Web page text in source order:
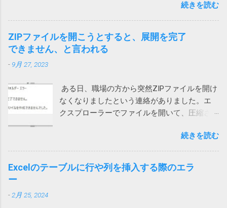
セージを出してくるとは。 親曰く「レジスト
リが破損て驚いた」（原文ママ）。わけのわ
からん高齢者に無用なストレスを与えていま
す。 大体レジストリーとか言って、それの意
ックはひどいことになっているけれど、個人
向けのノートンライフロックは大丈夫みたい
と思っていたら、こんなことになるとは。 も
う、セキュリティ製品を買うのはやめて、
Windows に最初からついてくる Microsoft
いう余計な問題も起きないし。 2022/9/1 追
プリをアップデートする サインインし直す ア
プリを再インストール ローカルネットワーク
へのアクセス許可 今回は、上記対策を試して
も直らないiPhoneがありました。 通話する際
に一瞬チラッと次の画面が見えます。 そこ
Teamsを選んでも変更できます） これで、通
話が切れなくなりました。 アプリインストー
ル時に許可を求められたような気がします。
うのでしょう。 Wi-Fiを使うと切れる 別のユー
ザーから問い合わせがあり、上記対策を行っ
ても通話すると切れる状態に。しかも、私か
続きを読む
ZIPファイルを開こうとすると、展開を完了
できません、と言われる
- 9月 27, 2023
ある日、職場の方から突然ZIPファイルを開け
なくなりましたという連絡がありました。エ
クスプローラーでファイルを開いて、圧縮さ
と、「展開を完了できません。展開先ファイ
ルを作成できませんでした。」というメッセ
ージが表示され、ファイルの中身が表示され
ません。 7zipからは開くことができるので、
続きを読む
Excelのテーブルに行や列を挿入する際のエラ
ー
- 2月 25, 2024